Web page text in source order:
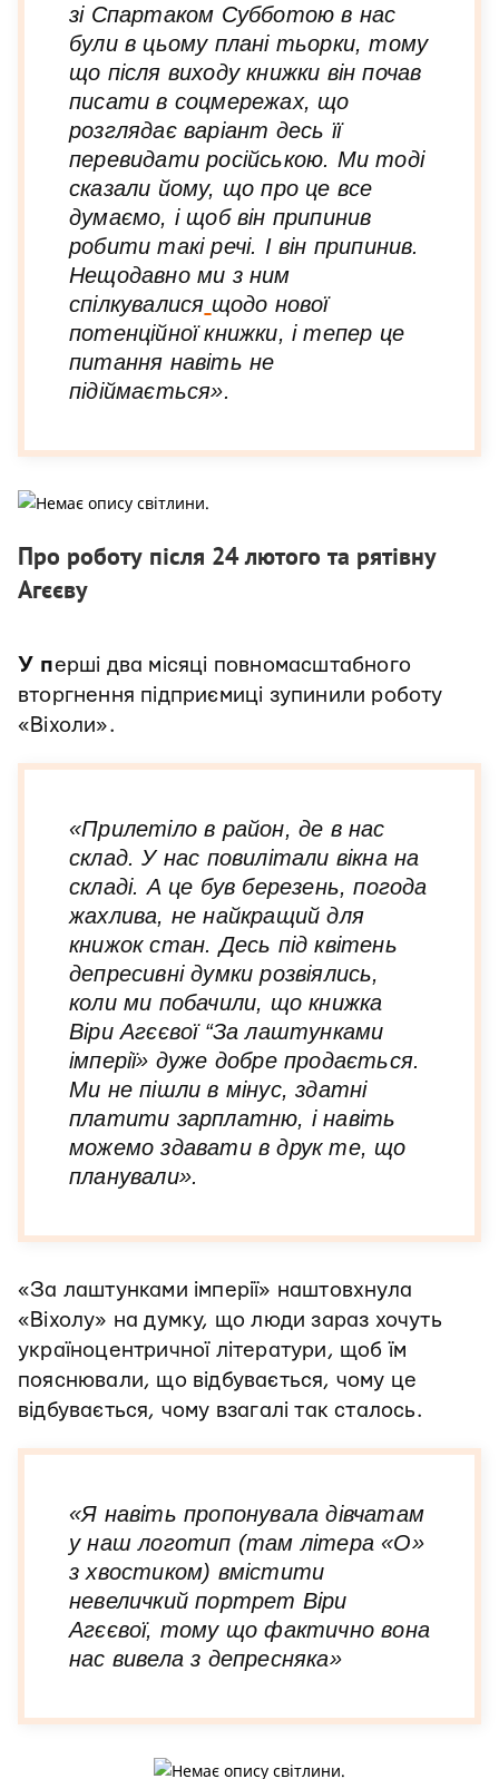
зі Спартаком Субботою в нас
були в цьому плані тьорки, тому
що після виходу книжки він почав
писати в соцмережах, що
розглядає варіант десь її
перевидати російською. Ми тоді
сказали йому, що про це все
думаємо, і щоб він припинив
робити такі речі. І він припинив.
Нещодавно ми з ним
спілкувалися щодо нової
потенційної книжки, і тепер це
питання навіть не
підіймається».
Про роботу після 24 лютого та рятівну
Агєєву
У перші два місяці повномасштабного
вторгнення підприємиці зупинили роботу
«Віхоли».
«Прилетіло в район, де в нас
склад. У нас повилітали вікна на
складі. А це був березень, погода
жахлива, не найкращий для
книжок стан. Десь під квітень
депресивні думки розвіялись,
коли ми побачили, що книжка
Віри Агєєвої “За лаштунками
імперії» дуже добре продається.
Ми не пішли в мінус, здатні
платити зарплатню, і навіть
можемо здавати в друк те, що
планували».
«За лаштунками імперії» наштовхнула
«Віхолу» на думку, що люди зараз хочуть
україноцентричної літератури, щоб їм
пояснювали, що відбувається, чому це
відбувається, чому взагалі так сталось.
«Я навіть пропонувала дівчатам
у наш логотип (там літера «О»
з хвостиком) вмістити
невеличкий портрет Віри
Агєєвої, тому що фактично вона
нас вивела з депресняка»